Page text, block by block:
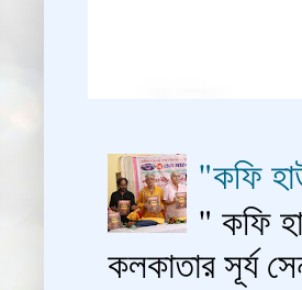
"কফি
" কফি
কলকাতার সূর্য